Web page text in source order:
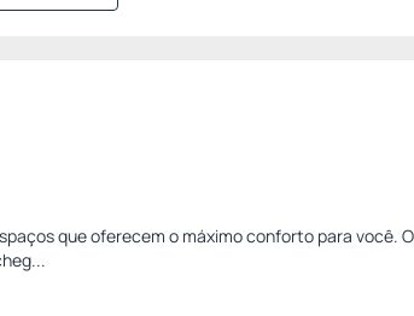
que oferecem o máximo conforto para você.